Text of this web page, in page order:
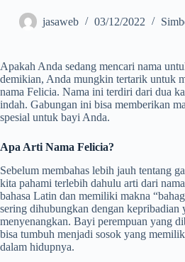
jasaweb 03/12/2022
Apakah Anda sedang mencari nama
demikian, Anda mungkin tertarik untuk
nama Felicia. Nama ini terdiri dari dua
indah. Gabungan ini bisa memberikan
spesial untuk bayi Anda.
Apa Arti Nama Felicia?
Sebelum membahas lebih jauh tentang
kita pahami terlebih dahulu arti dari
bahasa Latin dan memiliki makna
sering dihubungkan dengan kepribadian
menyenangkan. Bayi perempuan yang
bisa tumbuh menjadi sosok yang
dalam hidupnya.